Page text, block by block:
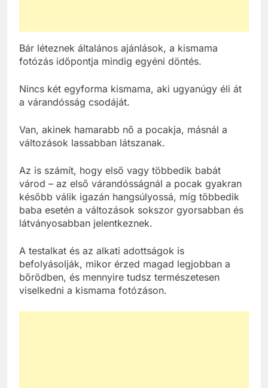
Bár léteznek általános ajánlások, a kismama
fotózás időpontja mindig egyéni döntés.
Nincs két egyforma kismama, aki ugyanúgy éli át
a várandósság csodáját.
Van, akinek hamarabb nő a pocakja, másnál a
változások lassabban látszanak.
Az is számít, hogy első vagy többedik babát
várod – az első várandósságnál a pocak gyakran
később válik igazán hangsúlyossá, míg többedik
baba esetén a változások sokszor gyorsabban és
látványosabban jelentkeznek.
A testalkat és az alkati adottságok is
befolyásolják, mikor érzed magad legjobban a
bőrödben, és mennyire tudsz természetesen
viselkedni a kismama fotózáson.